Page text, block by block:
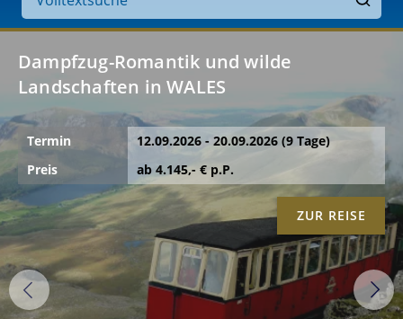
auf
der
Finden
Die
Eisenbahn-
Erlebnisreise
–
Bahnreisen,
Schiffsreisen
&
Erlebnisreisen
mit
den
besten
Erlebnis
Reisen
Dampfzug-Romantik und wilde
Landschaften in WALES
Termin 12.09.2026 - 20.09.2026 (9 Tage)
Preis
ab4.145,- € p.P.
ZUR REISE